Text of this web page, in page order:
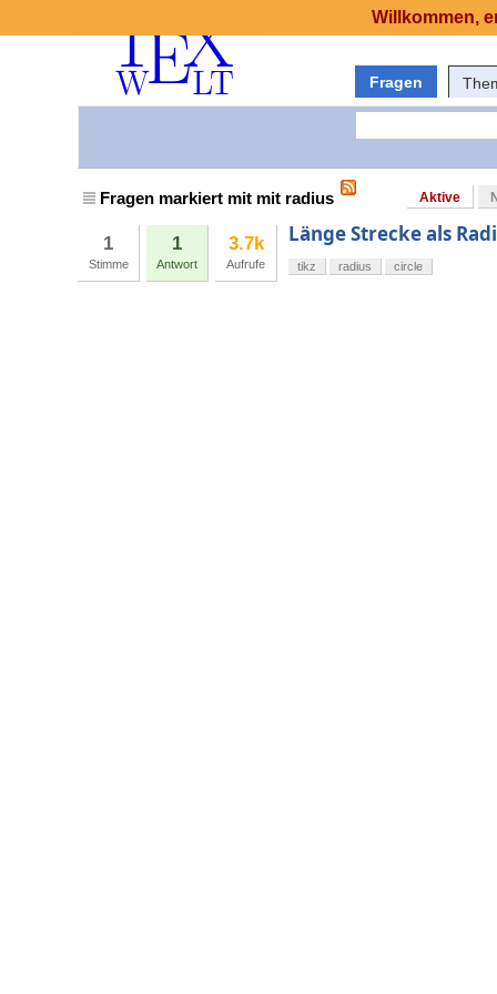
Fragen
Fragen markiert mit mit radius Aktive
1
Stimme
1
Antwort
3.7k
Aufrufe
Länge Strecke als
tikz radius circle
Willkommen,